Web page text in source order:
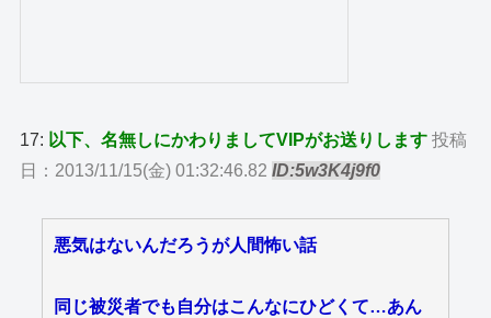
17: 以下、名無しにかわりましてVIPがお送りします 投稿
日：2013/11/15(金) 01:32:46.82ID:5w3K4j9f0
悪気はないんだろうが人間怖い話
同じ被災者でも自分はこんなにひどくて…あん